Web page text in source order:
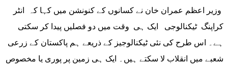
وزیر اعظم عمران خان نے کسانوں کے کنونشن میں کہا کہ انٹر
کراپنگ ٹیکنالوجی ایک ہی وقت میں دو فصلیں پیدا کر سکتی
ہے۔ اس طرح کی نئی ٹیکنالوجیز کے ذریعے ہم پاکستان کے زرعی
شعبے میں انقلاب لا سکتے ہیں۔ ایک ہی زمین پر پوری یا مخصوص